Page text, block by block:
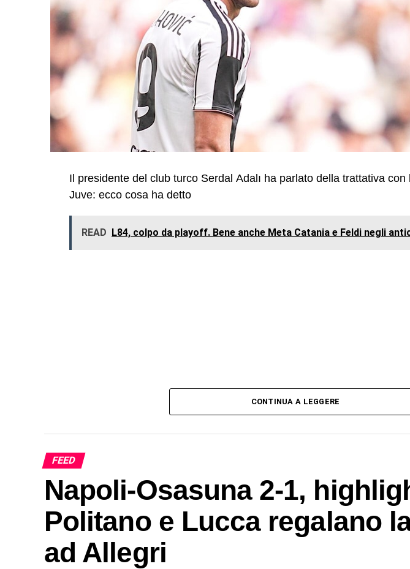
Il presidente del club turco Serdal Adalı ha parlato della trattativa con
Juve: ecco cosa ha detto
READ L84, colpo da playoff. Bene anche Meta Catania e Feldi negli
CONTINUA A LEGGERE
FEED
Napoli-Osasuna 2-1,
Politano e Lucca regalano
ad Allegri